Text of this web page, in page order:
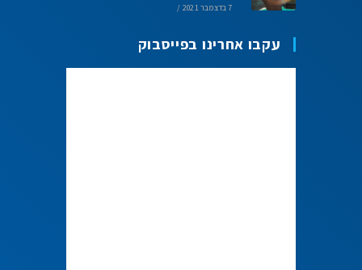
7 בדצמבר 2021 /
עקבו אחרינו בפייסבוק